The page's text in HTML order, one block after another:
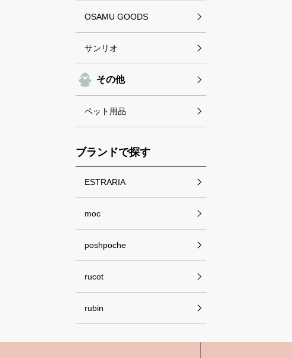
OSAMU GOODS
サンリオ
その他
ペット用品
ブランドで探す
ESTRARIA
moc
poshpoche
rucot
rubin